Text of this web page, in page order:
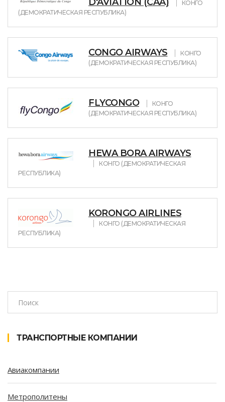
КОНГО
(ДЕМОКРАТИЧЕСКАЯ РЕСПУБЛИКА)
CONGO AIRWAYS
КОНГО
(ДЕМОКРАТИЧЕСКАЯ РЕСПУБЛИКА)
FLYCONGO
КОНГО
(ДЕМОКРАТИЧЕСКАЯ РЕСПУБЛИКА)
HEWA BORA AIRWAYS
КОНГО (ДЕМОКРАТИЧЕСКАЯ
РЕСПУБЛИКА)
KORONGO AIRLINES
КОНГО (ДЕМОКРАТИЧЕСКАЯ
РЕСПУБЛИКА)
ТРАНСПОРТНЫЕ КОМПАНИИ
Авиакомпании
Метрополитены